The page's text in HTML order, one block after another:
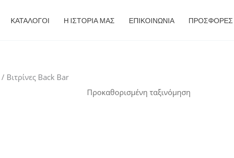
ΚΑΤΑΛΟΓΟΙ Η ΙΣΤΟΡΙΑ ΜΑΣ ΕΠΙΚΟΙΝΩΝΙΑ ΠΡΟΣΦΟΡΈΣ
/ Βιτρίνες Back Bar